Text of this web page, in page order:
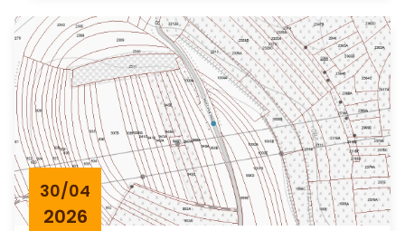
30/04
2026